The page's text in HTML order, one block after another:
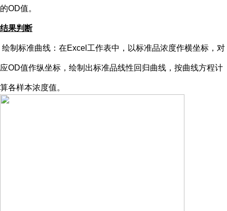
的OD值。
结果判断
绘制标准曲线：在Excel工作表中，以标准品浓度作横坐标，对
应OD值作纵坐标，绘制出标准品线性回归曲线，按曲线方程计
算各样本浓度值。